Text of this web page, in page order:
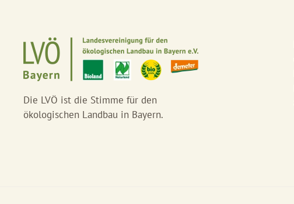
Die LVÖ ist die Stimme für den
ökologischen Landbau in Bayern.